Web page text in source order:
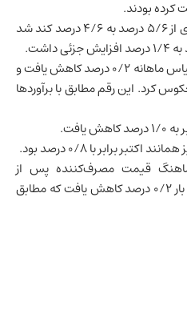
در همین حال، کاهش قیمت انرژی از ۵/۶ درصد به ۴/۶ درصد کند شد
شاخص قیمت مصرف‌کننده در مقیاس ماهانه ۰/۲ درصد کاهش یافت و
معکوس کرد. این رقم مطابق با برآوردها
برابر با ۰/۸ درصد بود.
قیمت مصرف‌کننده پس از
افزایش ۰/۱ درصدی در اکتبر، این بار ۰/۲ درصد کاهش یافت که مطابق